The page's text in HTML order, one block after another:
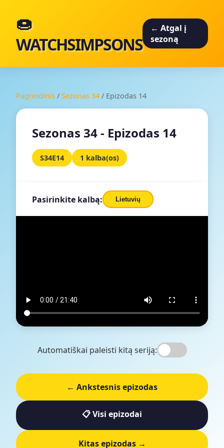
🍩
WATCHSIMPSONS
← Atgal į
sezoną
Pagrindinis / Sezonas 34 / Epizodas 14
Sezonas 34 - Epizodas 14
S34E14 1 kalba(os)
Pasirinkite kalbą: Lietuvių
Automatiškai paleisti kitą seriją:
← Ankstesnis epizodas
📋 Visi epizodai
Kitas epizodas →